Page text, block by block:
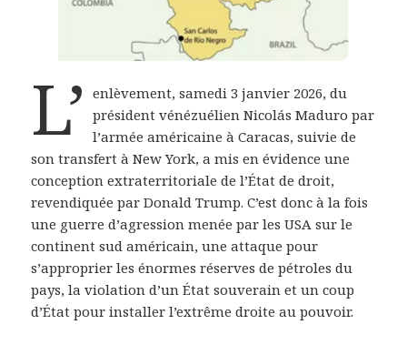
L’ enlèvement, samedi 3 janvier 2026, du
président vénézuélien Nicolás Maduro par
l’armée américaine à Caracas, suivie de
son transfert à New York, a mis en évidence une
conception extraterritoriale de l’État de droit,
revendiquée par Donald Trump. C’est donc à la fois
une guerre d’agression menée par les USA sur le
continent sud américain, une attaque pour
s’approprier les énormes réserves de pétroles du
pays, la violation d’un État souverain et un coup
d’État pour installer l’extrême droite au pouvoir.